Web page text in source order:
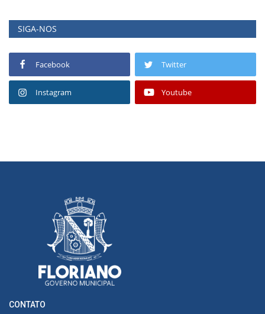
SIGA-NOS
Facebook Twitter
Instagram Youtube
CONTATO